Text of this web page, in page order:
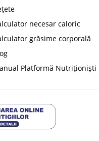
necesar caloric
grăsime corporală
Platformă Nutriționiști